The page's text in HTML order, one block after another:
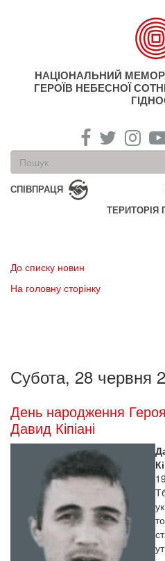
НАЦІОНАЛЬНИЙ
ГЕРОЇВ НЕБЕСНОЇ
Пошукова
форма
Пошук
СПІВПРАЦЯ
ТЕРИТОРІЯ
До списку новин
На головну сторінку
Субота, 28 червня
День народження
Давид Кіпіані